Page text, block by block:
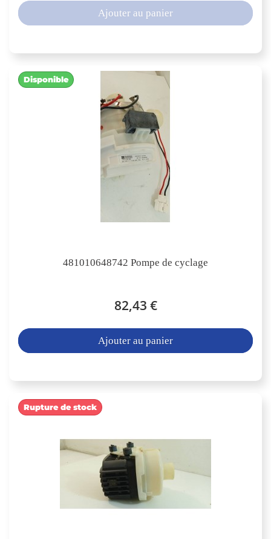
Ajouter au panier
481010648742 Pompe de cyclage
82,43 €
Disponible
Ajouter au panier
Rupture de stock